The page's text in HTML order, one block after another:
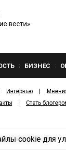
вести»
БИЗНЕС
Интервью
Стать
ДОМ «КВ».
cookie для